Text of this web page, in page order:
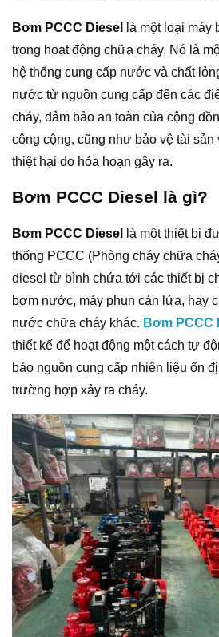
Bơm PCCC Diesel
là một loại
trong hoạt động chữa cháy. Nó là
hệ thống cung cấp nước và chất
nước từ nguồn cung cấp đến các
cháy, đảm bảo an toàn của cộng
công cộng, cũng như bảo vệ tài
thiệt hại do hỏa hoạn gây ra.
Bơm PCCC Diesel là gì?
Bơm PCCC Diesel
là một thiết bị
thống PCCC (Phòng cháy chữa
diesel từ bình chứa tới các thiết bị
bơm nước, máy phun cản lửa, hay
nước chữa cháy khác. Bơm PCCC
thiết kế để hoạt động một cách tự
bảo nguồn cung cấp nhiên liệu ổn
trường hợp xảy ra cháy.